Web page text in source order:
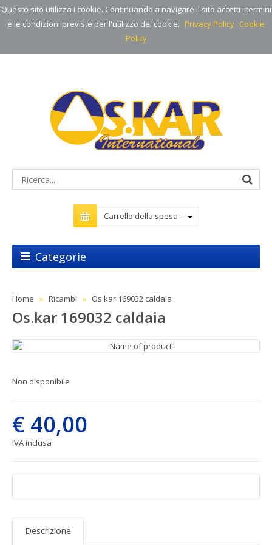
Questo sito utilizza i cookie. Continuando a navigare il sito accetti i termini
e le condizioni previste per l'utilizzo dei cookie. Privacy Policy Cookie
Policy
Carrello della spesa -
Categorie
Home Ricambi Os.kar 169032 caldaia
Os.kar 169032 caldaia
Non disponibile
€ 40,00
IVA inclusa
Descrizione